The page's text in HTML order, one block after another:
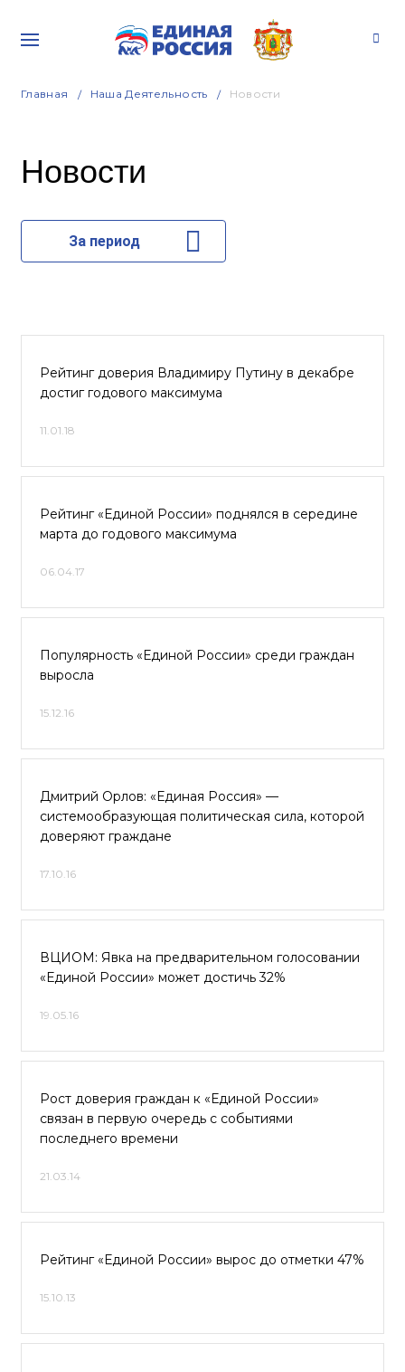
Главная Наша Деятельность Новости
Новости
За период
Рейтинг доверия Владимиру Путину в декабре
достиг годового максимума
11.01.18
Рейтинг «Единой России» поднялся в середине
марта до годового максимума
06.04.17
Популярность «Единой России» среди граждан
выросла
15.12.16
Дмитрий Орлов: «Единая Россия» —
системообразующая политическая сила, которой
доверяют граждане
17.10.16
ВЦИОМ: Явка на предварительном голосовании
«Единой России» может достичь 32%
19.05.16
Рост доверия граждан к «Единой России»
связан в первую очередь с событиями
последнего времени
21.03.14
Рейтинг «Единой России» вырос до отметки 47%
15.10.13